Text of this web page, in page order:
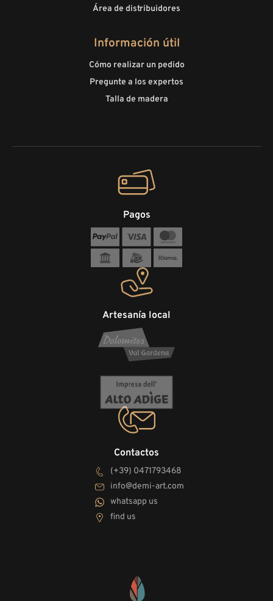
Área de distribuidores
Información útil
Cómo realizar un pedido
Pregunte a los expertos
Talla de madera
Contactos
(+39) 0471793468
info@demi-art.com
whatsapp us
find us
Artesanía local
Pagos